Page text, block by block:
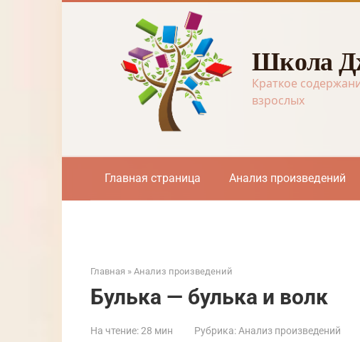
Школа
Краткое
взрослых
Главная страница Анализ произведений
Главная » Анализ произведений
Булька — булька и волк
На чтение:28 мин Рубрика: Анализ произведений